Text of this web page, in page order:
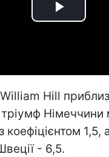
Play
William Hill
коефіцієнтом 1,5,
- 6,5.